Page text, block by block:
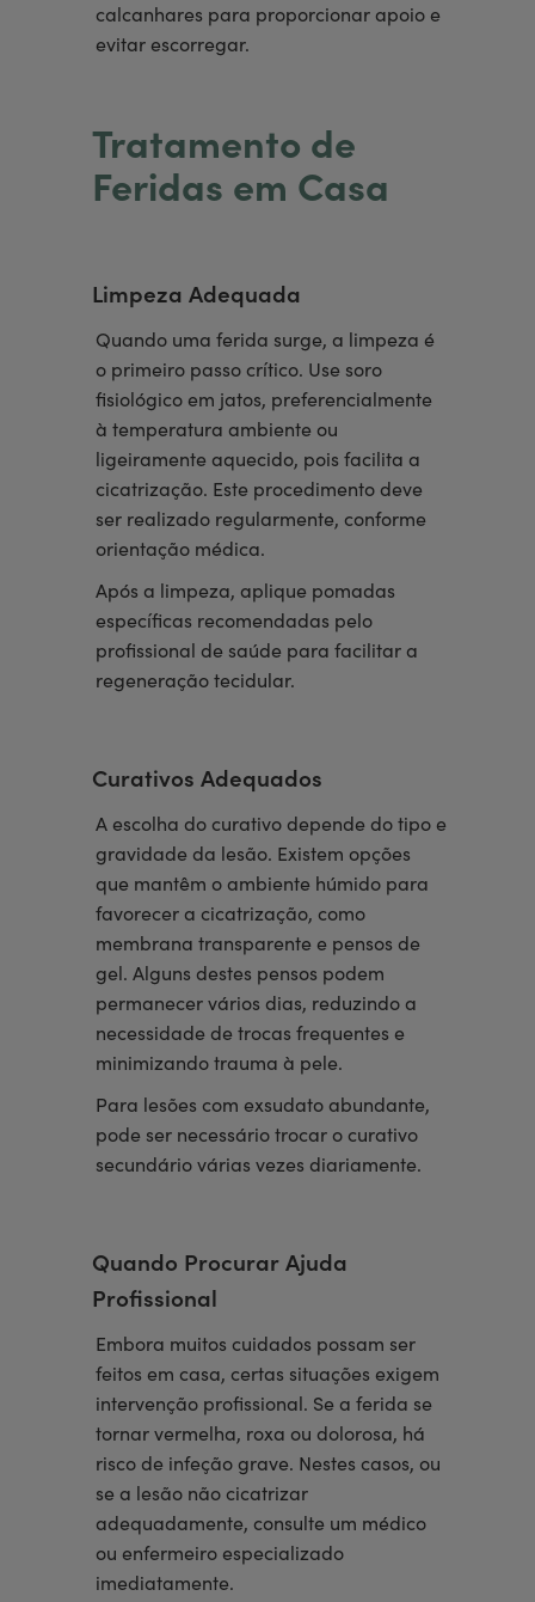
calcanhares para proporcionar apoio e
evitar escorregar.
Tratamento de
Feridas em Casa
Limpeza Adequada
Quando uma ferida surge, a limpeza é
o primeiro passo crítico. Use soro
fisiológico em jatos, preferencialmente
à temperatura ambiente ou
ligeiramente aquecido, pois facilita a
cicatrização. Este procedimento deve
ser realizado regularmente, conforme
orientação médica.
Após a limpeza, aplique pomadas
específicas recomendadas pelo
profissional de saúde para facilitar a
regeneração tecidular.
Curativos Adequados
A escolha do curativo depende do tipo e
gravidade da lesão. Existem opções
que mantêm o ambiente húmido para
favorecer a cicatrização, como
membrana transparente e pensos de
gel. Alguns destes pensos podem
permanecer vários dias, reduzindo a
necessidade de trocas frequentes e
minimizando trauma à pele.
Para lesões com exsudato abundante,
pode ser necessário trocar o curativo
secundário várias vezes diariamente.
Quando Procurar Ajuda
Profissional
Embora muitos cuidados possam ser
feitos em casa, certas situações exigem
intervenção profissional. Se a ferida se
tornar vermelha, roxa ou dolorosa, há
risco de infeção grave. Nestes casos, ou
se a lesão não cicatrizar
adequadamente, consulte um médico
ou enfermeiro especializado
imediatamente.